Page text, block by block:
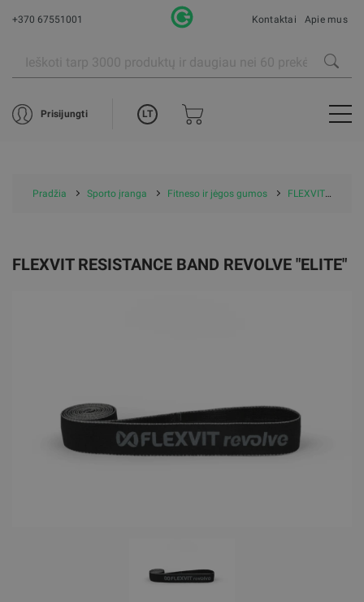
+370 67551001 Kontaktai Apie mus
Prisijungti LT
Pradžia Sporto įranga Fitneso ir jėgos gumos FLEXVIT gumos
FLEXVIT RESISTANCE BAND REVOLVE "ELITE"